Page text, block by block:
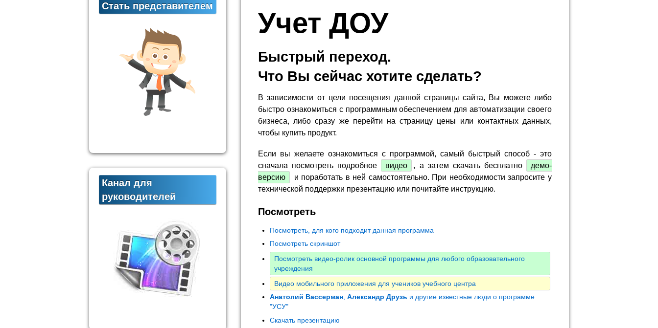
Учет ДОУ
Быстрый переход.
Что Вы сейчас хотите сделать?
В зависимости от цели посещения данной страницы сайта, Вы можете либо
быстро ознакомиться с программным обеспечением для автоматизации своего
бизнеса, либо сразу же перейти на страницу цены или контактных данных,
чтобы купить продукт.
Если вы желаете ознакомиться с программой, самый быстрый способ - это
сначала посмотреть подробное
видео , а затем скачать бесплатно
демо-
версию
и поработать в ней самостоятельно. При необходимости запросите у
технической поддержки презентацию или почитайте инструкцию.
Посмотреть
Посмотреть, для кого подходит данная программа
Посмотреть скриншот
Посмотреть видео-ролик основной программы для любого образовательного
учреждения
Видео мобильного приложения для учеников учебного центра
Анатолий Вассерман, Александр Друзь и другие известные люди о программе
"УСУ"
Скачать презентацию
Стать представителем
Канал для
руководителей